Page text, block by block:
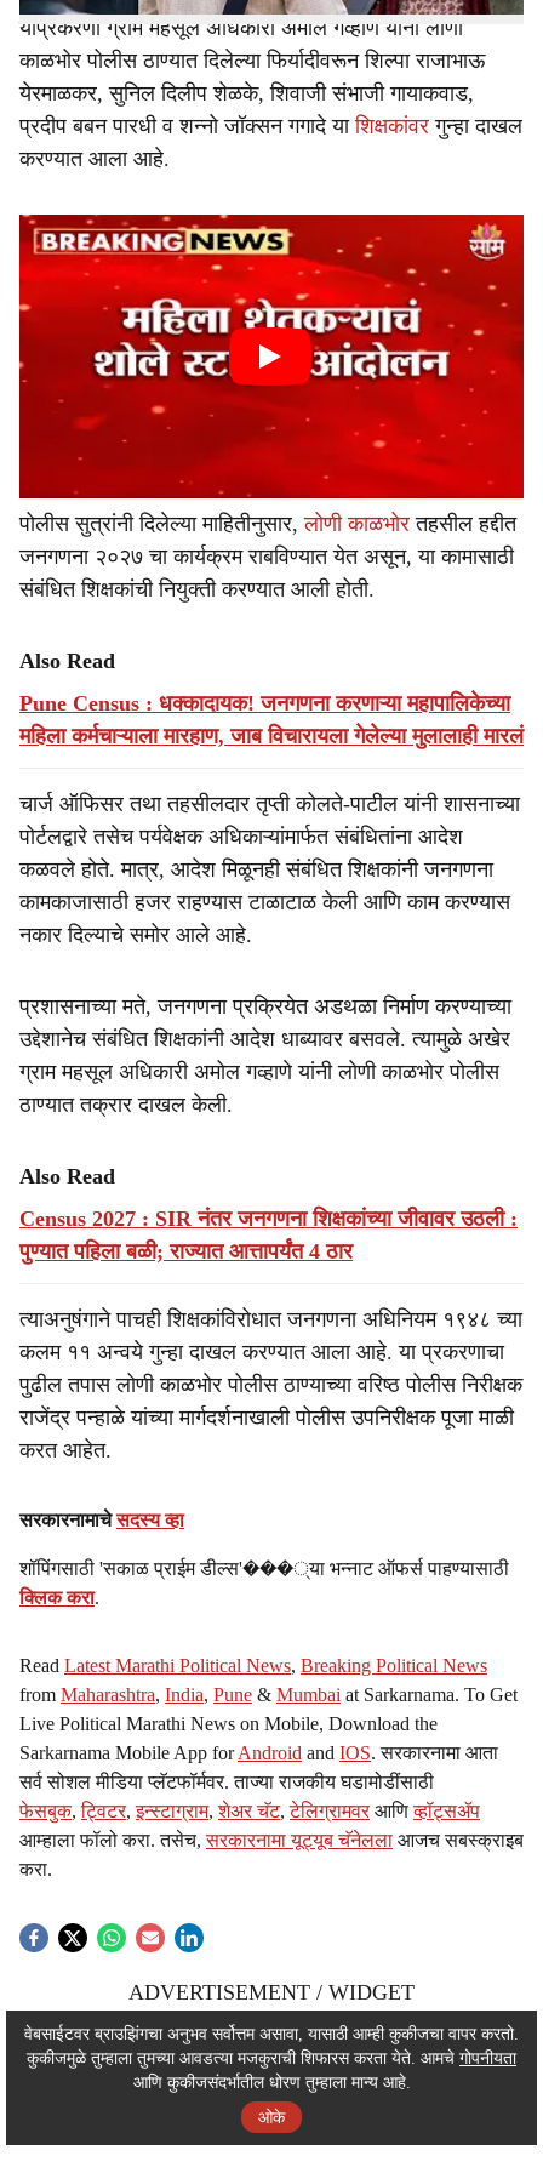
याप्रकरणी ग्राम महसूल अधिकारी अमोल गव्हाणे यांनी लोणी
काळभोर पोलीस ठाण्यात दिलेल्या फिर्यादीवरून शिल्पा राजाभाऊ
येरमाळकर, सुनिल दिलीप शेळके, शिवाजी संभाजी गायाकवाड,
प्रदीप बबन पारधी व शन्नो जॉक्सन गगादे याशिक्षकांवर गुन्हा दाखल
करण्यात आला आहे.
पोलीस सुत्रांनी दिलेल्या माहितीनुसार,लोणी काळभोर तहसील हद्दीत
जनगणना २०२७ चा कार्यक्रम राबविण्यात येत असून, या कामासाठी
संबंधित शिक्षकांची नियुक्ती करण्यात आली होती.
Also Read
Pune Census : धक्कादायक! जनगणना करणाऱ्या महापालिकेच्या
महिला कर्मचाऱ्याला मारहाण, जाब विचारायला गेलेल्या मुलालाही मारलं
चार्ज ऑफिसर तथा तहसीलदार तृप्ती कोलते-पाटील यांनी शासनाच्या
पोर्टलद्वारे तसेच पर्यवेक्षक अधिकाऱ्यांमार्फत संबंधितांना आदेश
कळवले होते. मात्र, आदेश मिळूनही संबंधित शिक्षकांनी जनगणना
कामकाजासाठी हजर राहण्यास टाळाटाळ केली आणि काम करण्यास
नकार दिल्याचे समोर आले आहे.
प्रशासनाच्या मते, जनगणना प्रक्रियेत अडथळा निर्माण करण्याच्या
उद्देशानेच संबंधित शिक्षकांनी आदेश धाब्यावर बसवले. त्यामुळे अखेर
ग्राम महसूल अधिकारी अमोल गव्हाणे यांनी लोणी काळभोर पोलीस
ठाण्यात तक्रार दाखल केली.
Also Read
Census 2027 : SIR नंतर जनगणना शिक्षकांच्या जीवावर उठली :
पुण्यात पहिला बळी; राज्यात आत्तापर्यंत 4 ठार
त्याअनुषंगाने पाचही शिक्षकांविरोधात जनगणना अधिनियम १९४८ च्या
कलम ११ अन्वये गुन्हा दाखल करण्यात आला आहे. या प्रकरणाचा
पुढील तपास लोणी काळभोर पोलीस ठाण्याच्या वरिष्ठ पोलीस निरीक्षक
राजेंद्र पन्हाळे यांच्या मार्गदर्शनाखाली पोलीस उपनिरीक्षक पूजा माळी
करत आहेत.
सरकारनामाचेसदस्य व्हा
शॉपिंगसाठी 'सकाळ प्राईम डील्स'���्या भन्नाट ऑफर्स पाहण्यासाठी
क्लिक करा.
Read Latest Marathi Political News, Breaking Political News
from Maharashtra, India, Pune & Mumbai at Sarkarnama. To Get
Live Political Marathi News on Mobile, Download the
Sarkarnama Mobile App forAndroid and IOS. सरकारनामा आता
सर्व सोशल मीडिया प्लॅटफॉर्मवर. ताज्या राजकीय घडामोडींसाठी
फेसबुक,ट्विटर,इन्स्टाग्राम,शेअर चॅट,टेलिग्रामवर आणिव्हॉट्सॲप
आम्हाला फॉलो करा. तसेच,सरकारनामा यूट्यूब चॅनेलला आजच सबस्क्राइब
करा.
ADVERTISEMENT / WIDGET
ADVERTISEMENT / WIDGET
ADVERTISEMENT / WIDGET
वेबसाईटवर ब्राउझिंगचा अनुभव सर्वोत्तम असावा, यासाठी आम्ही कुकीजचा वापर करतो.
कुकीजमुळे तुम्हाला तुमच्या आवडत्या मजकुराची शिफारस करता येते. आमचे गोपनीयता
आणि कुकीजसंदर्भातील धोरण तुम्हाला मान्य आहे.
ओके